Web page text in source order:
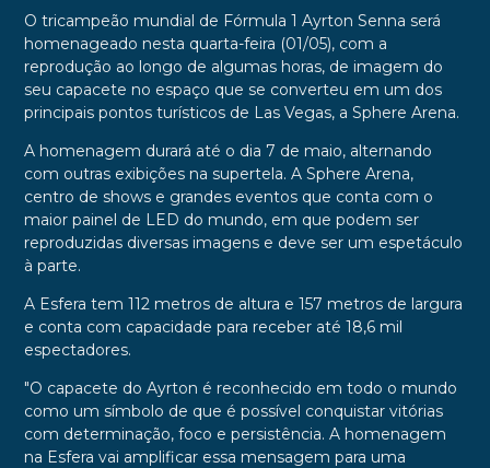
O tricampeão mundial de Fórmula 1 Ayrton Senna será
homenageado nesta quarta-feira (01/05), com a
reprodução ao longo de algumas horas, de imagem do
seu capacete no espaço que se converteu em um dos
principais pontos turísticos de Las Vegas, a Sphere Arena.
A homenagem durará até o dia 7 de maio, alternando
com outras exibições na supertela. A Sphere Arena,
centro de shows e grandes eventos que conta com o
maior painel de LED do mundo, em que podem ser
reproduzidas diversas imagens e deve ser um espetáculo
à parte.
A Esfera tem 112 metros de altura e 157 metros de largura
e conta com capacidade para receber até 18,6 mil
espectadores.
"O capacete do Ayrton é reconhecido em todo o mundo
como um símbolo de que é possível conquistar vitórias
com determinação, foco e persistência. A homenagem
na Esfera vai amplificar essa mensagem para uma